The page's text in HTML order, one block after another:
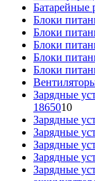
Батарейные
Блоки
Блоки
Блоки
Блоки
Блоки
Зарядные
186501010
Зарядные
Зарядные
Зарядные
Зарядные
Зарядные